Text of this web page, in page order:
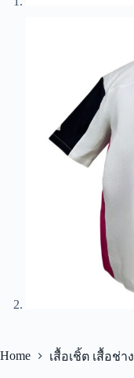
Home เสื้อเชิ้ต เสื้อช่าง